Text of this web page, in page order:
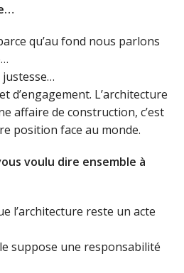
qu’au fond nous parlons
d’engagement. L’architecture
affaire de construction, c’est
position face au monde.
voulu dire ensemble à
l’architecture reste un acte
suppose une responsabilité